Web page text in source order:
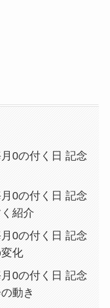
0の付く日 記念
0の付く日 記念
紹介
0の付く日 記念
化
0の付く日 記念
動き